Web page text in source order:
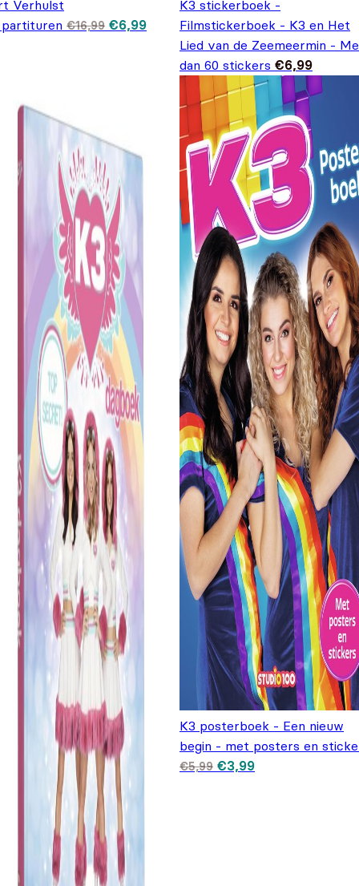
Verhulst
€16,99 Oorspronkelijke prijs was: €16,99.
€6,99Huidige prijs is: €6,99.
K3 stickerboek -
Filmstickerboek - K3 en Het
Lied van de Zeemeermin -
dan 60 stickers €6,99
K3 posterboek - Een nieuw
begin - met posters en
€5,99 Oorspronkelijke prijs
was: €5,99.
€3,99Huidige prijs is:
€3,99.